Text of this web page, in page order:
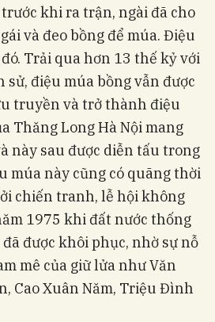
khi ra trận, ngài đã cho
và đeo bồng để múa. Điệu
Trải qua hơn 13 thế kỷ với
điệu múa bồng vẫn được
truyền và trở thành điệu
Thăng Long Hà Nội mang
này sau được diễn tấu trong
múa này cũng có quãng thời
chiến tranh, lễ hội không
1975 khi đất nước thống
được khôi phục, nhờ sự nỗ
mê của giữ lửa như Văn
Cao Xuân Năm, Triệu Đình